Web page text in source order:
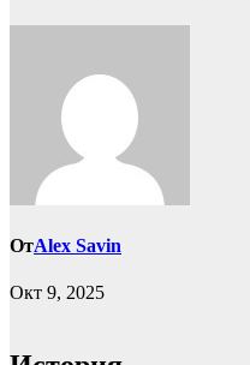
ОтAlex Savin
Окт 9, 2025